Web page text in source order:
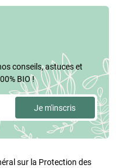
conseils, astuces et
BIO !
sur la Protection des